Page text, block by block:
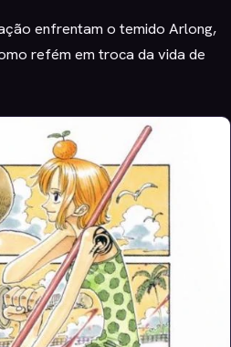
enfrentam o temido Arlong,
refém em troca da vida de